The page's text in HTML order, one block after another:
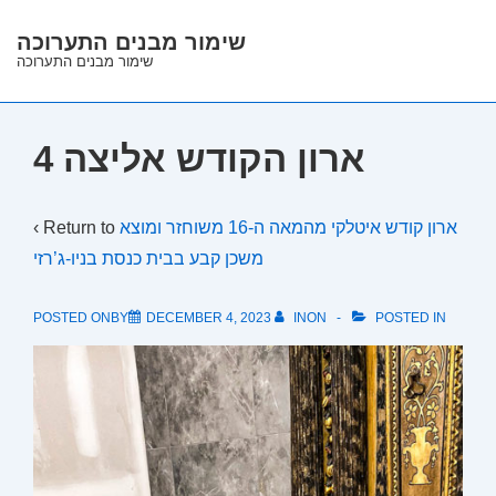
Skip
Main
שימור מבנים התערוכה
שימור מבנים התערוכה
ארון הקודש אליצה 4
‹ Return to ארון קודש איטלקי מהמאה ה-16 משוחזר ומוצא
משכן קבע בבית כנסת בניו-ג’רזי
POSTED ONBY DECEMBER 4, 2023 INON POSTED IN